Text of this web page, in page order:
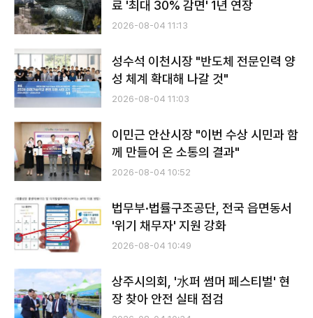
료 '최대 30% 감면' 1년 연장
2026-08-04 11:13
성수석 이천시장 "반도체 전문인력 양
성 체계 확대해 나갈 것"
2026-08-04 11:03
이민근 안산시장 "이번 수상 시민과 함
께 만들어 온 소통의 결과"
2026-08-04 10:52
법무부·법률구조공단, 전국 읍면동서
'위기 채무자' 지원 강화
2026-08-04 10:49
상주시의회, '水퍼 썸머 페스티벌' 현
장 찾아 안전 실태 점검